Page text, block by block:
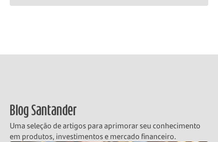
Blog Santander
Uma seleção de artigos para aprimorar seu conhecimento
em produtos, investimentos e mercado financeiro.